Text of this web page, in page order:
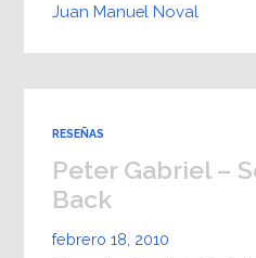
Juan Manuel Noval
RESEÑAS
Peter Gabriel –
Back
febrero 18, 2010